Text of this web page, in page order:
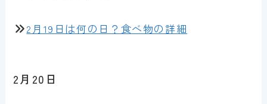
2月19日は何の日？食べ物の詳細
2月20日